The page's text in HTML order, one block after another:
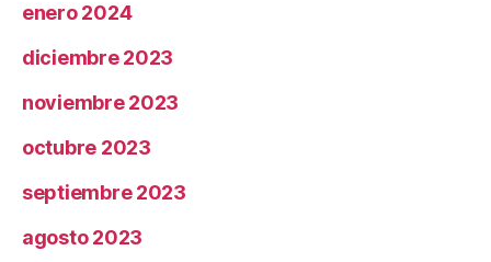
enero 2024
diciembre 2023
noviembre 2023
octubre 2023
septiembre 2023
agosto 2023